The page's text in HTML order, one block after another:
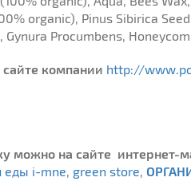
organic), Pinus Sibirica
Procumbens,
компании http://
можно на сайте интернет-
еды i-mne, green store,